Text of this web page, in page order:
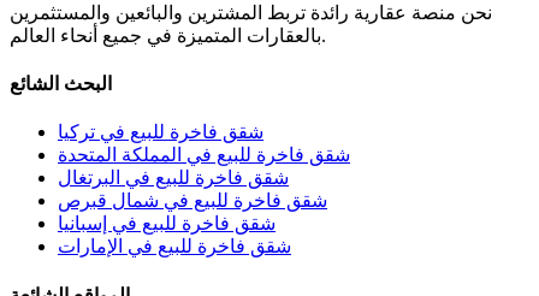
نحن منصة عقارية رائدة تربط المشترين والبائعين والمستثمرين
بالعقارات المتميزة في جميع أنحاء العالم.
البحث الشائع
شقق فاخرة للبيع في تركيا
شقق فاخرة للبيع في المملكة المتحدة
شقق فاخرة للبيع في البرتغال
شقق فاخرة للبيع في شمال قبرص
شقق فاخرة للبيع في إسبانيا
شقق فاخرة للبيع في الإمارات